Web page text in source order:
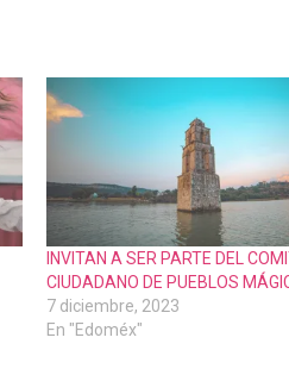
INVITAN A SER PARTE DEL
CIUDADANO DE PUEBLOS
7 diciembre, 2023
En "Edoméx"